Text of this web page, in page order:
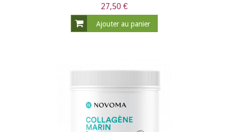
27,50 €
Ajouter au panier